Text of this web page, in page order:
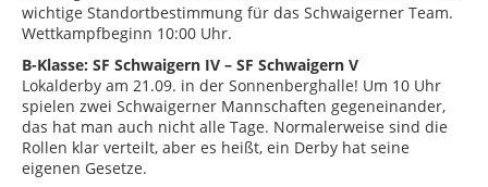
wichtige Standortbestimmung für das Schwaigerner Team.
Wettkampfbeginn 10:00 Uhr.
B-Klasse: SF Schwaigern IV – SF Schwaigern V
Lokalderby am 21.09. in der Sonnenberghalle! Um 10 Uhr
spielen zwei Schwaigerner Mannschaften gegeneinander,
das hat man auch nicht alle Tage. Normalerweise sind die
Rollen klar verteilt, aber es heißt, ein Derby hat seine
eigenen Gesetze.